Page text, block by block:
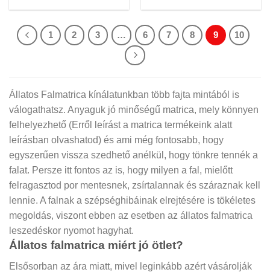
-
-
1 2 3 … 6 7 8 9 10
Állatos Falmatrica kínálatunkban több fajta mintából is
válogathatsz. Anyaguk jó minőségű matrica, mely könnyen
felhelyezhető (Erről leírást a matrica termékeink alatt
leírásban olvashatod) és ami még fontosabb, hogy
egyszerűen vissza szedhető anélkül, hogy tönkre tennék a
falat. Persze itt fontos az is, hogy milyen a fal, mielőtt
felragasztod por mentesnek, zsírtalannak és száraznak kell
lennie. A falnak a szépséghibáinak elrejtésére is tökéletes
megoldás, viszont ebben az esetben az állatos falmatrica
leszedéskor nyomot hagyhat.
Állatos falmatrica miért jó ötlet?
Elsősorban az ára miatt, mivel leginkább azért vásárolják